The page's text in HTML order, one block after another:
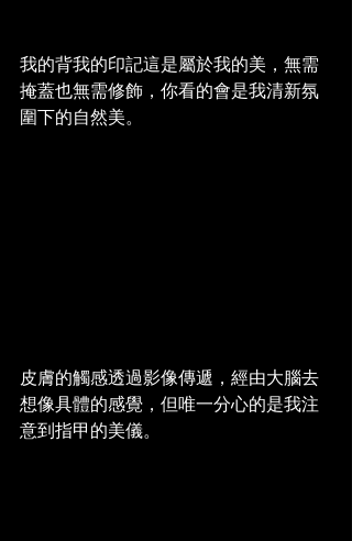
我的背我的印記這是屬於我的美，無需
掩蓋也無需修飾，你看的會是我清新氛
圍下的自然美。
皮膚的觸感透過影像傳遞，經由大腦去
想像具體的感覺，但唯一分心的是我注
意到指甲的美儀。